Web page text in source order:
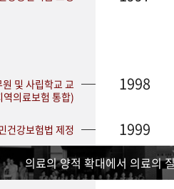
및 사립학교 교
역의료보험 통합)
1998
건강보험법 제정 1999
의료의 양적 확대에서 의료의